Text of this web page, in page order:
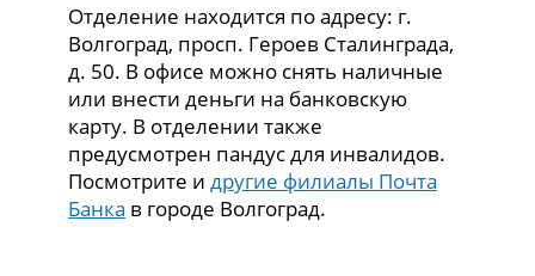
Отделение находится по адресу: г.
Волгоград, просп. Героев Сталинграда,
д. 50. В офисе можно снять наличные
или внести деньги на банковскую
карту. В отделении также
предусмотрен пандус для инвалидов.
Посмотрите идругие филиалы Почта
Банка в городе Волгоград.